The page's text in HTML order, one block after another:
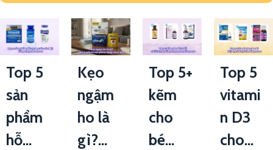
Top 5
sản
phẩm
hỗ...
Kẹo
ngậm
ho là
gì?...
Top 5+
kẽm
cho
bé...
Top 5
vitami
n D3
cho...